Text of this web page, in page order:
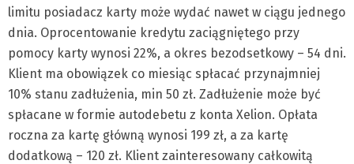
limitu posiadacz karty może wydać nawet w ciągu jednego
dnia. Oprocentowanie kredytu zaciągniętego przy
pomocy karty wynosi 22%, a okres bezodsetkowy – 54 dni.
Klient ma obowiązek co miesiąc spłacać przynajmniej
10% stanu zadłużenia, min 50 zł. Zadłużenie może być
spłacane w formie autodebetu z konta Xelion. Opłata
roczna za kartę główną wynosi 199 zł, a za kartę
dodatkową – 120 zł. Klient zainteresowany całkowitą